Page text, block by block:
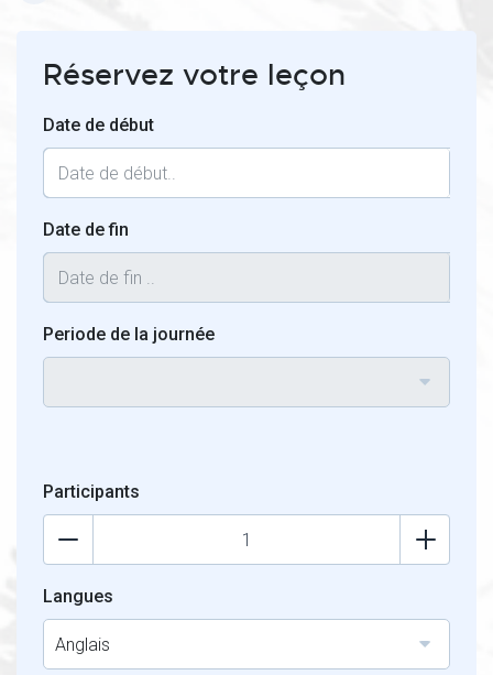
Réservez votre leçon
Date de début
Date de fin
Periode de la journée
Participants
Langues
Anglais